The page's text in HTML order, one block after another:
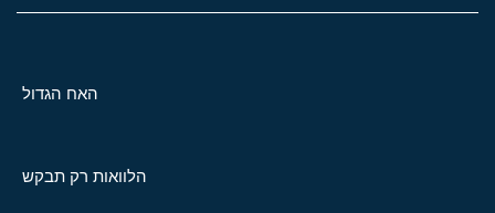
האח הגדול
הלוואות רק תבקש